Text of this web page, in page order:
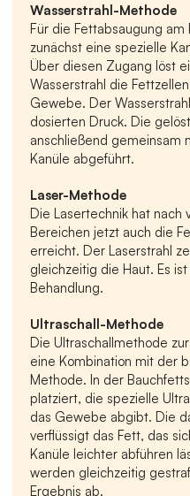
Wasserstrahl-Methode
Für die Fettabsaugung
zunächst eine spezielle
Über diesen Zugang löst
Wasserstrahl die
Gewebe. Der
dosierten Druck. Die
anschließend gemeinsam
Kanüle abgeführt.
Laser-Methode
Die Lasertechnik hat nach
Bereichen jetzt auch die
erreicht. Der Laserstrahl
gleichzeitig die Haut. Es
Behandlung.
Ultraschall-Methode
Die Ultraschallmethode
eine Kombination mit der
Methode. In der
platziert, die spezielle
das Gewebe abgibt. Die
verflüssigt das Fett, das
Kanüle leichter abführen
werden gleichzeitig
Ergebnis ab.